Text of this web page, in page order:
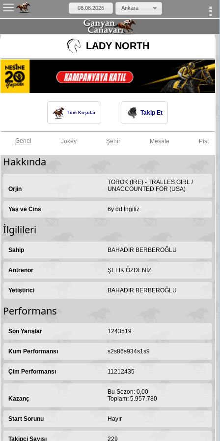
Ankara
LADY NORTH
Tüm Koşular Takip Et
Genel Jokey Şehir Mesafe Pist
Hakkında
Orjin
TOROK (IRE) - TRALLES GIRL /
UNACCOUNTED FOR (USA)
Yaş ve Cins 6y dd İngiliz
İlgilileri
Sahip BAHADIR BERBEROĞLU
Antrenör ŞEFİK ÖZDENİZ
Yetiştirici BAHADIR BERBEROĞLU
Performans
Son Yarışlar 1243519
Kum Performansı s2s86s934s1s9
Çim Performansı 11212435
Kazanç
Bu Sezon: 0,00
Toplam: 5.957.780
Start Sorunu Hayır
Takipçi Sayısı 229
×